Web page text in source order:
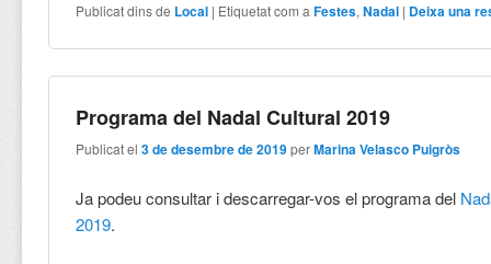
Publicat dins de Local | Etiquetat com a Festes,Nadal | Deixa una
Programa del Nadal Cultural 2019
Publicat el3 de desembre de 2019 perMarina Velasco Puigròs
Ja podeu consultar i descarregar-vos el programa del
2019.